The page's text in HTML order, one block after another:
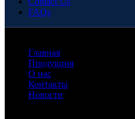
FAQs
Главная
Продукция
О нас
Контакты
Новости